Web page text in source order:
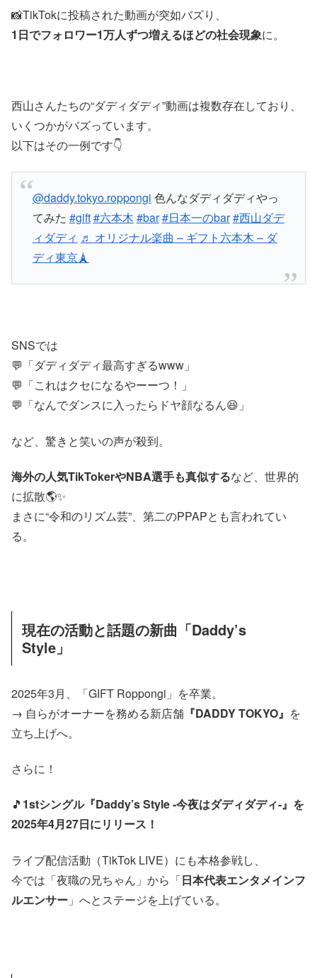
📸TikTokに投稿された動画が突如バズり、
1日でフォロワー1万人ずつ増えるほどの社会現象に。
西山さんたちの“ダディダディ”動画は複数存在しており、
いくつかがバズっています。
以下はその一例です👇
@daddy.tokyo.roppongi 色んなダディダディやっ
てみた #gift#六本木 #bar#日本一のbar#西山ダデ
ィダディ ♬ オリジナル楽曲 – ギフト六本木 – ダ
ディ東京🗼
SNSでは
💬「ダディダディ最高すぎるwww」
💬「これはクセになるやーーつ！」
💬「なんでダンスに入ったらドヤ顔なるん😆」
など、驚きと笑いの声が殺到。
海外の人気TikTokerやNBA選手も真似するなど、世界的
に拡散🌎✨
まさに“令和のリズム芸”、第二のPPAPとも言われてい
る。
現在の活動と話題の新曲「Daddy’s
Style」
2025年3月、「GIFT Roppongi」を卒業。
→ 自らがオーナーを務める新店舗 『DADDY TOKYO』 を
立ち上げへ。
さらに！
🎵 1stシングル『Daddy’s Style -今夜はダディダディ-』を
2025年4月27日にリリース！
ライブ配信活動（TikTok LIVE）にも本格参戦し、
今では「夜職の兄ちゃん」から「日本代表エンタメインフ
ルエンサー 」へとステージを上げている。